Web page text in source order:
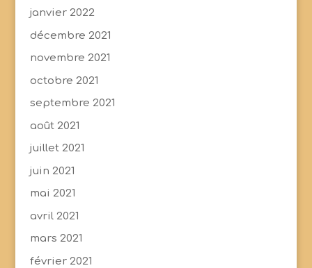
janvier 2022
décembre 2021
novembre 2021
octobre 2021
septembre 2021
août 2021
juillet 2021
juin 2021
mai 2021
avril 2021
mars 2021
février 2021